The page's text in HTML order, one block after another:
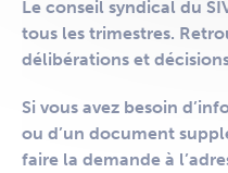
Le conseil syndical du
tous les trimestres.
délibérations et
Si vous avez besoin
ou d’un document
faire la demande à